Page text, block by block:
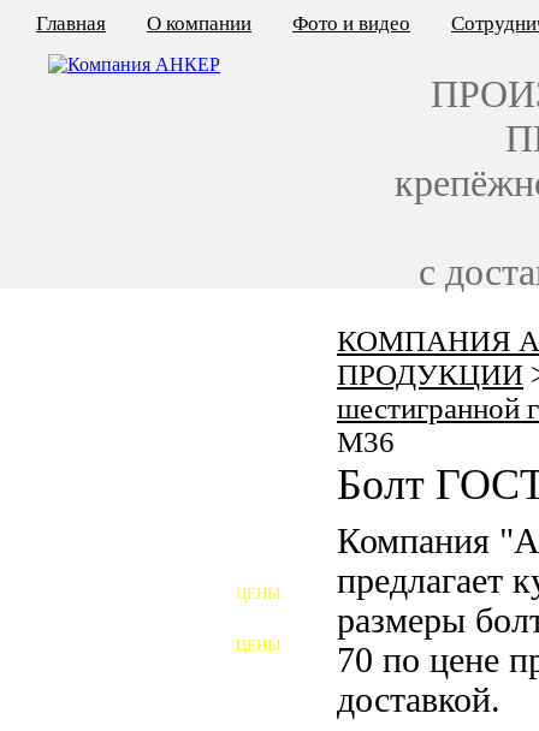
КОМПАНИЯ
ПРОДУКЦИИ
шестигранной
M36
Болт
Компания
предлагает
размеры
70 по цене
доставкой.
ЦЕНЫ
ЦЕНЫ
ШАЙБЫ ФУНДАМЕНТНЫЕ
Главная О компании Фото и видео
с